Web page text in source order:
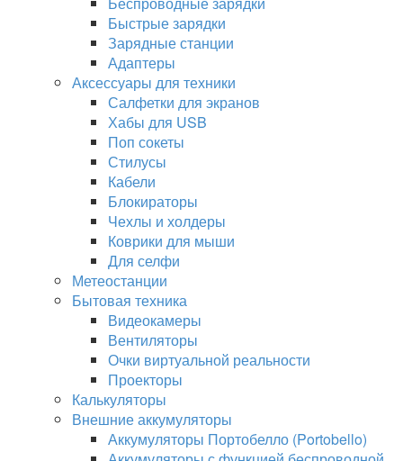
Быстрые зарядки
Зарядные станции
Адаптеры
Аксессуары для техники
Салфетки для экранов
Хабы для USB
Поп сокеты
Стилусы
Кабели
Блокираторы
Чехлы и холдеры
Коврики для мыши
Для селфи
Метеостанции
Бытовая техника
Видеокамеры
Вентиляторы
Очки виртуальной реальности
Проекторы
Калькуляторы
Внешние аккумуляторы
Аккумуляторы Портобелло (Portobello)